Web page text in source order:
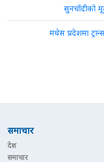
सुनचाँदीको
मधेस प्रदेशमा
समाचार
देश
समाचार